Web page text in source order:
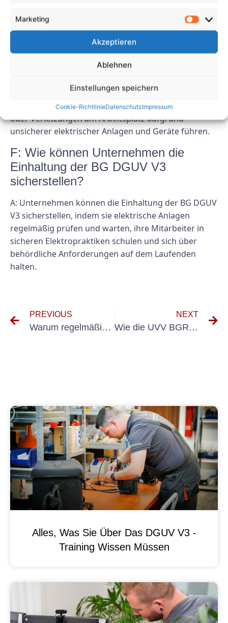
Marketing
Akzeptieren
Ablehnen
Einstellungen speichern
Cookie-RichtlinieDatenschutzImpressum
die Prüfung und den Betrieb elektrischer Anlagen
und Geräte regeln.
F: Welche Folgen hat die
Nichteinhaltung der BG DGUV V3?
A: Die Nichteinhaltung der BG DGUV V3-Vorschriften
kann zu Bußgeldern, Strafen und möglichen Unfällen
oder Verletzungen am Arbeitsplatz aufgrund
unsicherer elektrischer Anlagen und Geräte führen.
F: Wie können Unternehmen die
Einhaltung der BG DGUV V3
sicherstellen?
A: Unternehmen können die Einhaltung der BG DGUV
V3 sicherstellen, indem sie elektrische Anlagen
regelmäßig prüfen und warten, ihre Mitarbeiter in
sicheren Elektropraktiken schulen und sich über
behördliche Anforderungen auf dem Laufenden
halten.
PREVIOUS
Warum regelmäßige UVV- und PKW-Prüfungen für die Fahrzeugwartung unerlässlich sind
NEXT
Wie die UVV BGR 500-Standards die Zukunft der Arbeitssicherheit prägen
Alles, Was Sie Über Das DGUV V3 -
Training Wissen Müssen